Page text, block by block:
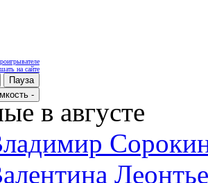
на сайте
Пауза
-
в августе